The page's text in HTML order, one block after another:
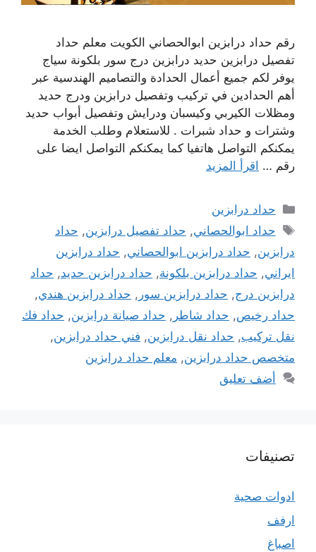
رقم حداد درابزين ابوالحصاني الكويت معلم حداد
تفصيل درابزين حديد درابزين درج سور بلكونة سياج
يوفر لكم جميع أعمال الحدادة والتصاميم الهندسية عبر
أهم الحدادين في تركيب وتفصيل درابزين ودرج حديد
ومظلات الكيربي وكيسبان ودرايش وتفصيل أبواب حديد
وشترات و حداد شبرات . للاستعلام وطلب الخدمة
يمكنكم التواصل هاتفيا كما يمكنكم التواصل ايضا على
رقم … اقرأ المزيد
التصنيفات
حداد درابزين
الوسوم
حداد ابوالحصاني, حداد تفصيل درابزين, حداد
درابزين, حداد درابزين ابوالحصاني, حداد درابزين
ايراني, حداد درابزين بلكونة, حداد درابزين حديد, حداد
درابزين درج, حداد درابزين سور , حداد درابزين هندي,
حداد رخيص, حداد شاطر , حداد صيانة درابزين, حداد فك
نقل تركيب, حداد نقل درابزين, فني حداد درابزين,
متخصص حداد درابزين, معلم حداد درابزين
أضف تعليق
تصنيفات
ادوات صحية
ارفف
اصباغ